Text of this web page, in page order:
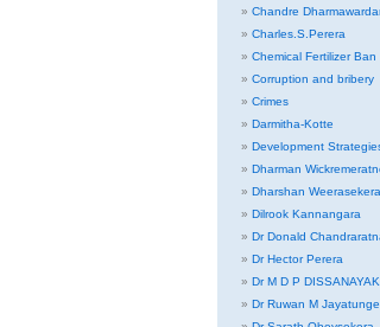
Chandre
Charles.S.Perera
Chemical Fertilizer Ban
Corruption and bribery
Crimes
Darmitha-Kotte
Development
Dharman
Dharshan Weerasekera
Dilrook Kannangara
Dr Donald
Dr Hector Perera
Dr M D P
Dr Ruwan M Jayatunge